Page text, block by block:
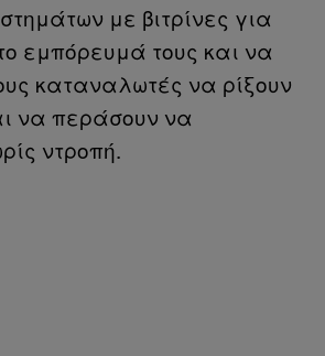
με βιτρίνες για
εμπόρευμά τους και να
καταναλωτές να ρίξουν
να περάσουν να
ντροπή.